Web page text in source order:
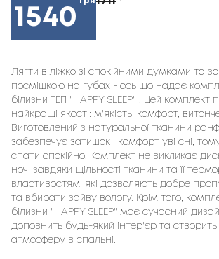
1540
Лягти в ліжко зі спокійними думками та
посмішкою на губах - ось що надає
білизни ТЕП "HAPPY SLEEP" . Цей комплект
найкращі якості: м'якість, комфорт,
Виготовлений з натуральної тканини
забезпечує затишок і комфорт уві сні,
спати спокійно. Комплект не викликає
ночі завдяки щільності тканини та її
властивостям, які дозволяють добре
та вбирати зайву вологу. Крім того,
білизни "HAPPY SLEEP" має сучасний
доповнить будь-який інтер'єр та
атмосферу в спальні.